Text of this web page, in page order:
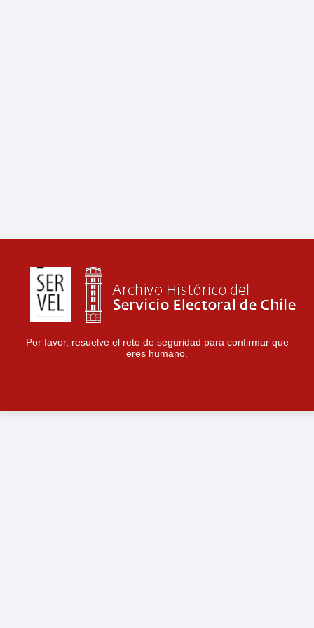
Por favor, resuelve el reto de seguridad para confirmar que
eres humano.